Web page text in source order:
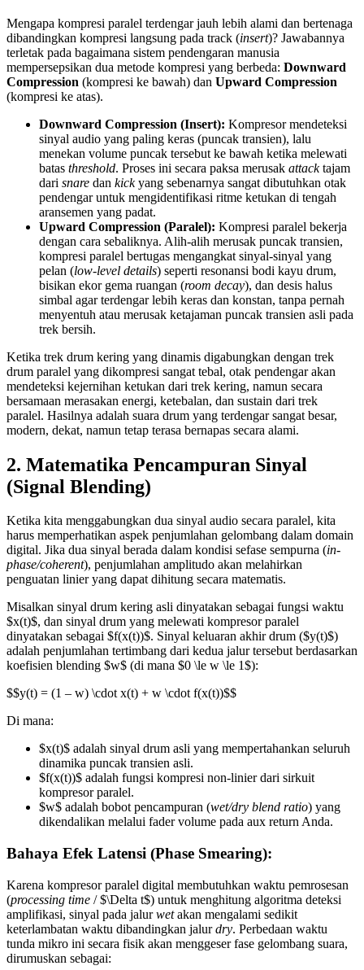
Mengapa kompresi paralel terdengar jauh lebih alami dan bertenaga
dibandingkan kompresi langsung pada track (insert)? Jawabannya
terletak pada bagaimana sistem pendengaran manusia
mempersepsikan dua metode kompresi yang berbeda: Downward
Compression (kompresi ke bawah) dan Upward Compression
(kompresi ke atas).
Downward Compression (Insert): Kompresor mendeteksi
sinyal audio yang paling keras (puncak transien), lalu
menekan volume puncak tersebut ke bawah ketika melewati
batas threshold. Proses ini secara paksa merusak attacktajam
dari snare dan kickyang sebenarnya sangat dibutuhkan otak
pendengar untuk mengidentifikasi ritme ketukan di tengah
aransemen yang padat.
Upward Compression (Paralel): Kompresi paralel bekerja
dengan cara sebaliknya. Alih-alih merusak puncak transien,
kompresi paralel bertugas mengangkat sinyal-sinyal yang
pelan (low-level details) seperti resonansi bodi kayu drum,
bisikan ekor gema ruangan (room decay), dan desis halus
simbal agar terdengar lebih keras dan konstan, tanpa pernah
menyentuh atau merusak ketajaman puncak transien asli pada
trek bersih.
Ketika trek drum kering yang dinamis digabungkan dengan trek
drum paralel yang dikompresi sangat tebal, otak pendengar akan
mendeteksi kejernihan ketukan dari trek kering, namun secara
bersamaan merasakan energi, ketebalan, dan sustain dari trek
paralel. Hasilnya adalah suara drum yang terdengar sangat besar,
modern, dekat, namun tetap terasa bernapas secara alami.
2. Matematika Pencampuran Sinyal
(Signal Blending)
Ketika kita menggabungkan dua sinyal audio secara paralel, kita
harus memperhatikan aspek penjumlahan gelombang dalam domain
digital. Jika dua sinyal berada dalam kondisi sefase sempurna (in-
phase/coherent), penjumlahan amplitudo akan melahirkan
penguatan linier yang dapat dihitung secara matematis.
Misalkan sinyal drum kering asli dinyatakan sebagai fungsi waktu
$x(t)$, dan sinyal drum yang melewati kompresor paralel
dinyatakan sebagai $f(x(t))$. Sinyal keluaran akhir drum ($y(t)$)
adalah penjumlahan tertimbang dari kedua jalur tersebut berdasarkan
koefisien blending $w$ (di mana $0 \le w \le 1$):
$$y(t) = (1 – w) \cdot x(t) + w \cdot f(x(t))$$
Di mana:
$x(t)$ adalah sinyal drum asli yang mempertahankan seluruh
dinamika puncak transien asli.
$f(x(t))$ adalah fungsi kompresi non-linier dari sirkuit
kompresor paralel.
$w$ adalah bobot pencampuran (wet/dry blend ratio) yang
dikendalikan melalui fader volume pada aux return Anda.
Bahaya Efek Latensi (Phase Smearing):
Karena kompresor paralel digital membutuhkan waktu pemrosesan
(processing time / $\Delta t$) untuk menghitung algoritma deteksi
amplifikasi, sinyal pada jalurwetakan mengalami sedikit
keterlambatan waktu dibandingkan jalurdry. Perbedaan waktu
tunda mikro ini secara fisik akan menggeser fase gelombang suara,
dirumuskan sebagai: